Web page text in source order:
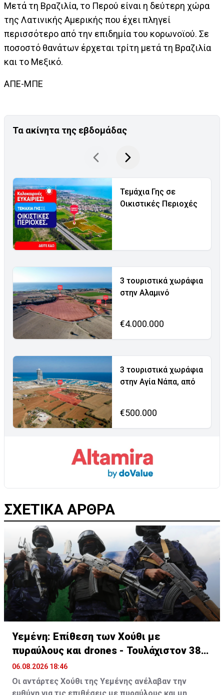
Μετά τη Βραζιλία, το Περού είναι η δεύτερη χώρα
της Λατινικής Αμερικής που έχει πληγεί
περισσότερο από την επιδημία του κορωνοϊού. Σε
ποσοστό θανάτων έρχεται τρίτη μετά τη Βραζιλία
και το Μεξικό.
ΑΠΕ-ΜΠΕ
Τα ακίνητα της εβδομάδας
Τεμάχια Γης σε
Οικιστικές Περιοχές
3 τουριστικά χωράφια
στην Αλαμινό
€4.000.000
3 τουριστικά χωράφια
στην Αγία Νάπα, από
€500.000
ΣΧΕΤΙΚΑ ΑΡΘΡΑ
Υεμένη: Επίθεση των Χούθι με
πυραύλους και drones - Τουλάχιστον 38
νεκροί
06.08.2026 18:46
Οι αντάρτες Χούθι της Υεμένης ανέλαβαν την
ευθύνη για τις επιθέσεις με πυραύλους και μη